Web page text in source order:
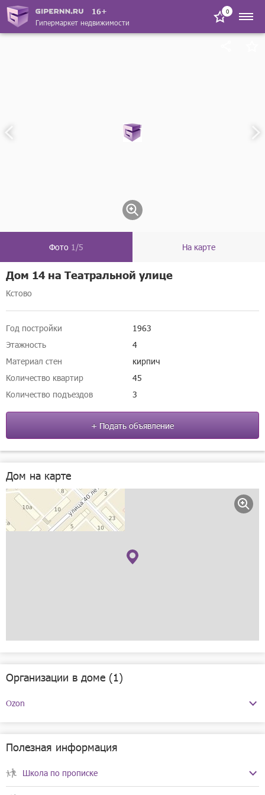
16+
Гипермаркет недвижимости
0
Фото 1/5 На карте
Дом 14 на Театральной улице
Кстово
Год постройки
1963
Этажность
4
Материал стен
кирпич
Количество квартир
45
Количество подъездов
3
+ Подать объявление
Дом на карте
Организации в доме (1)
Ozon
Режим работы:
Полезная информация
Школа по прописке